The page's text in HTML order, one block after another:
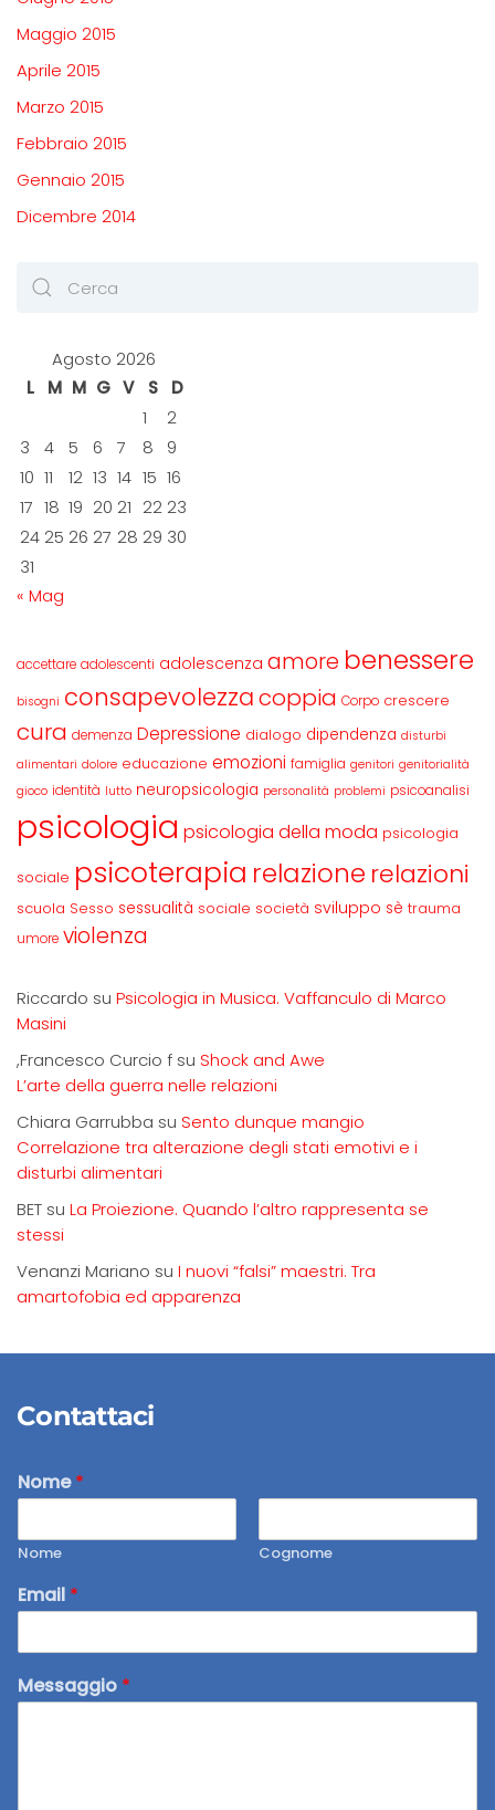
Maggio 2015
Aprile 2015
Marzo 2015
Febbraio 2015
Gennaio 2015
Dicembre 2014
Agosto 2026
L
M M G V S
D
1
2
3
4 5 6 7 8
9
10 11 12 13 14 15 16
17 18 19 20 21 22 23
24 25 26 27 28 29 30
31
« Mag
accettare adolescenti adolescenza amore benessere
bisogni consapevolezzacoppia Corpo crescere
cura demenza Depressione dialogo dipendenza disturbi
alimentari dolore educazione emozioni famiglia genitori genitorialità
gioco identità lutto neuropsicologia personalità problemi psicoanalisi
psicologia psicologia della moda psicologia
sociale psicoterapia relazione relazioni
scuola Sesso sessualità sociale società sviluppo sè trauma
umore violenza
Riccardo su Psicologia in Musica. Vaffanculo di Marco
Masini
,Francesco Curcio f su Shock and Awe
L’arte della guerra nelle relazioni
Chiara Garrubba su Sento dunque mangio
Correlazione tra alterazione degli stati emotivi e i
disturbi alimentari
BET su La Proiezione. Quando l’altro rappresenta se
stessi
Venanzi Mariano su I nuovi “falsi” maestri. Tra
amartofobia ed apparenza
Contattaci
Nome*
Nome Cognome
Email *
Messaggio *